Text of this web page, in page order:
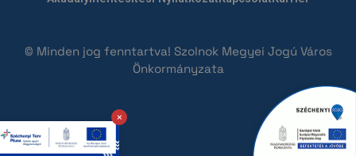
© Minden jog fenntartva! Szolnok Megyei Jogú Város
Önkormányzata
×